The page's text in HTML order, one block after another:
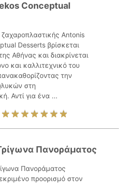
Conceptual
ζαχαροπλαστικής Antonis
Desserts βρίσκεται
Αθήνας και διακρίνεται
και καλλιτεχνικό του
την
στη
Αντί για ένα ...
Πανοράματος
Πανοράματος
προορισμό στον